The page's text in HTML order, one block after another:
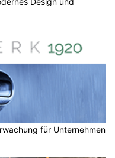
für Unternehmen